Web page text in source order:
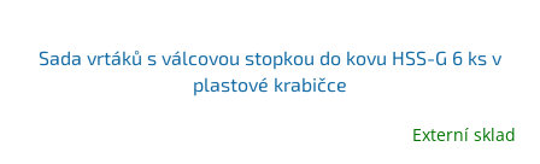
Sada vrtáků s válcovou stopkou do kovu HSS-G 6 ks v
plastové krabičce
Externí sklad